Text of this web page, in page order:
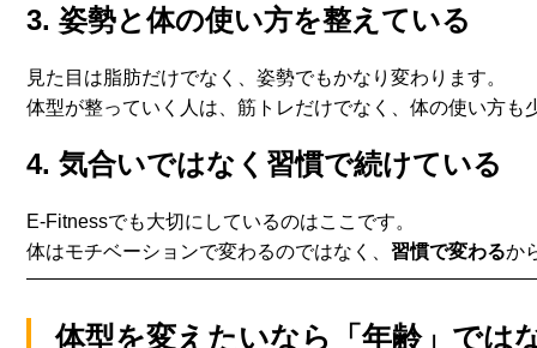
3. 姿勢と体の使い方を整えている
見た目は脂肪だけでなく、姿勢でもかなり変わります。
体型が整っていく人は、筋トレだけでなく、体の使い方も
4. 気合いではなく習慣で続けている
E-Fitnessでも大切にしているのはここです。
体はモチベーションで変わるのではなく、習慣で変わるか
体型を変えたいなら「年齢」では